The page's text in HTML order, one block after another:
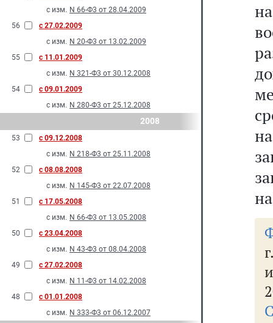
с изм. N 66-Ф3 от 28.04.2009
56
с 27.02.2009
с изм. N 20-Ф3 от 13.02.2009
55
с 11.01.2009
с изм. N 321-Ф3 от 30.12.2008
54
с 09.01.2009
с изм. N 280-Ф3 от 25.12.2008
2008
53
с 09.12.2008
с изм. N 218-Ф3 от 25.11.2008
52
с 08.08.2008
с изм. N 145-Ф3 от 22.07.2008
51
с 17.05.2008
с изм. N 66-Ф3 от 13.05.2008
50
с 23.04.2008
с изм. N 43-Ф3 от 08.04.2008
49
с 27.02.2008
с изм. N 11-Ф3 от 14.02.2008
48
с 01.01.2008
с изм. N 333-Ф3 от 06.12.2007